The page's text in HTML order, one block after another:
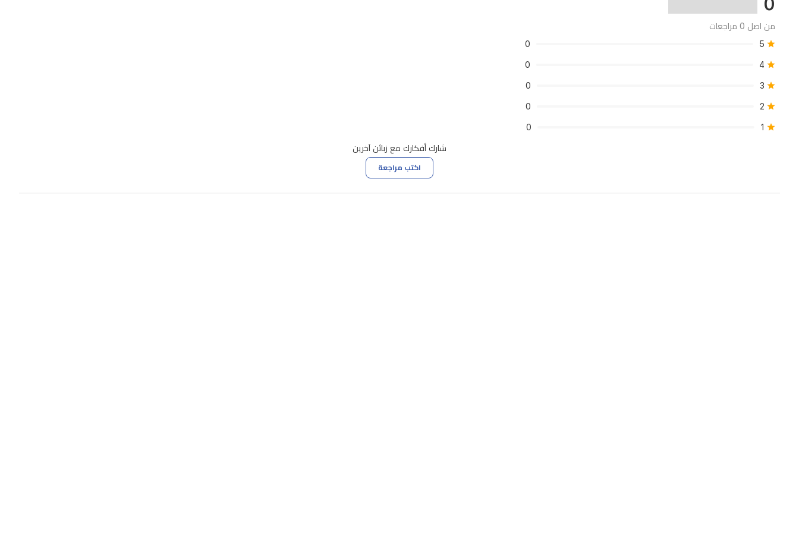
للمنزل
والحيوانات
والسيارة،
تشمل
فرشاة
توربو
الأرضيات
من اصل 0 مراجعات
5
0
4
0
3
0
2
0
1
0
شارك أفكارك مع زبائن آخرين
اكتب مراجعة